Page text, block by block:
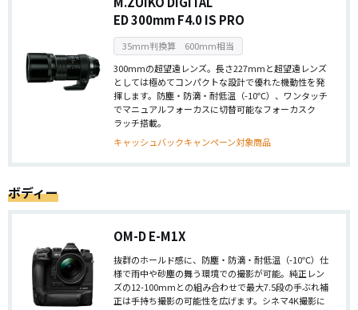
ED 300mm F4.0 IS PRO
35mm判換算 600mm相当
300mmの超望遠レンズ。長さ227mmと超望遠レンズ
としては極めてコンパクトな設計で優れた機動性を発
揮します。防塵・防滴・耐低温（-10℃）、ワンタッチ
でマニュアルフォーカスに切替可能なフォーカスク
ラッチ搭載。
キャッシュバックキャンペーン対象商品
ボディー
OM-D E-M1X
抜群のホールド感に、防塵・防滴・耐低温（-10℃）仕
様で雨中や砂塵の舞う環境での撮影が可能。純正レン
ズの12-100mmとの組み合わせで最大7.5段の手ぶれ補
正は手持ち撮影の可能性を広げます。シネマ4K撮影に